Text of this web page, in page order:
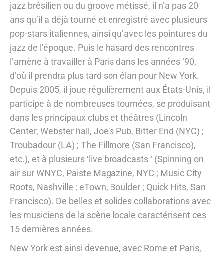
jazz brésilien ou du groove métissé, il n’a pas 20
ans qu’il a déjà tourné et enregistré avec plusieurs
pop-stars italiennes, ainsi qu’avec les pointures du
jazz de l’époque. Puis le hasard des rencontres
l’amène à travailler à Paris dans les années ‘90,
d’où il prendra plus tard son élan pour New York.
Depuis 2005, il joue régulièrement aux États-Unis, il
participe à de nombreuses tournées, se produisant
dans les principaux clubs et théâtres (Lincoln
Center, Webster hall, Joe’s Pub, Bitter End (NYC) ;
Troubadour (LA) ; The Fillmore (San Francisco),
etc.), et à plusieurs ‘live broadcasts ‘ (Spinning on
air sur WNYC, Paiste Magazine, NYC ; Music City
Roots, Nashville ; eTown, Boulder ; Quick Hits, San
Francisco). De belles et solides collaborations avec
les musiciens de la scène locale caractérisent ces
15 dernières années.
New York est ainsi devenue, avec Rome et Paris,